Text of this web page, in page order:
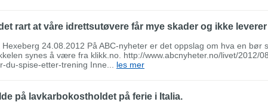
rart at våre idrettsutøvere får mye skader og ikke
Hexeberg 24.08.2012 På ABC-nyheter er det oppslag om hva en bør
synes å være fra klikk.no. http://www.abcnyheter.no/livet/2012/
du-spise-etter-trening Inne... les mer
på lavkarbokostholdet på ferie i Italia.